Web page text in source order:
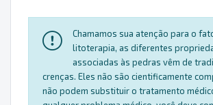
Chamamos sua atenção para o
litoterapia, as diferentes
associadas às pedras vêm de
crenças. Eles não são cientificamente
não podem substituir o tratamento